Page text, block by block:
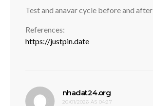
Test and anavar cycle before and after
References:
https://justpin.date
nhadat24.org
20/01/2026 ÀS 04:27